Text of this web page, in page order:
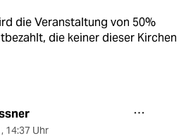
die Veranstaltung von 50%
die keiner dieser Kirchen
, 14:37 Uhr